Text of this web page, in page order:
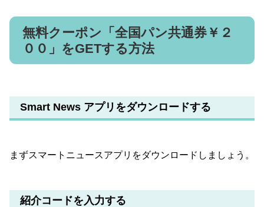
無料クーポン「全国パン共通券￥２
００」をGETする方法
Smart News アプリをダウンロードする
まずスマートニュースアプリをダウンロードしましょう。
紹介コードを入力する